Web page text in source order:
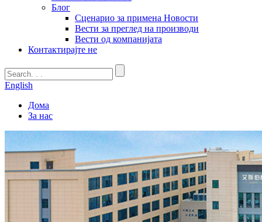
Блог
Сценарио за примена Новости
Вести за преглед на производи
Вести од компанијата
Контактирајте не
English
Дома
За нас